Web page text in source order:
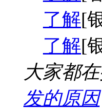
了解[
了解[
大家都
发的原因